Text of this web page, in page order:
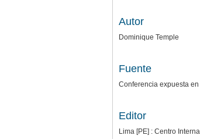
Autor
Dominique Temple
Fuente
Conferencia expuesta
Editor
Lima [PE] : Centro